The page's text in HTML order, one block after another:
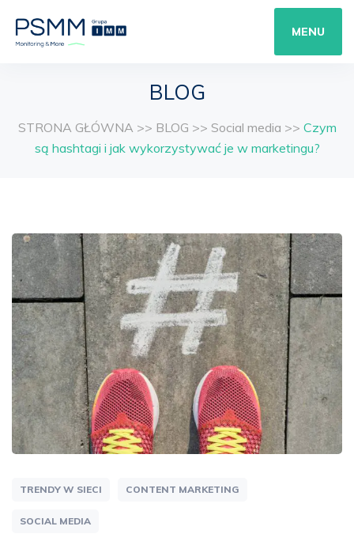
MENU
BLOG
STRONA GŁÓWNA >> BLOG >> Social media >> Czym
są hashtagi i jak wykorzystywać je w marketingu?
TRENDY W SIECI CONTENT MARKETING
SOCIAL MEDIA